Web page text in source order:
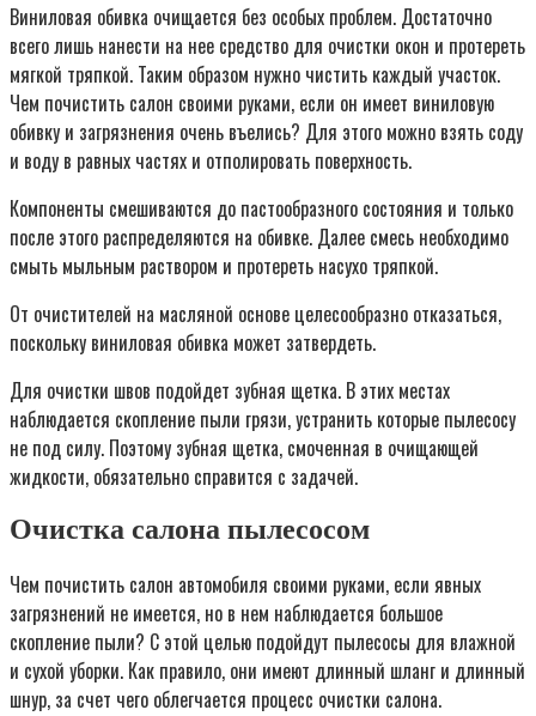
Виниловая обивка очищается без особых проблем. Достаточно
всего лишь нанести на нее средство для очистки окон и протереть
мягкой тряпкой. Таким образом нужно чистить каждый участок.
Чем почистить салон своими руками, если он имеет виниловую
обивку и загрязнения очень въелись? Для этого можно взять соду
и воду в равных частях и отполировать поверхность.
Компоненты смешиваются до пастообразного состояния и только
после этого распределяются на обивке. Далее смесь необходимо
смыть мыльным раствором и протереть насухо тряпкой.
От очистителей на масляной основе целесообразно отказаться,
поскольку виниловая обивка может затвердеть.
Для очистки швов подойдет зубная щетка. В этих местах
наблюдается скопление пыли грязи, устранить которые пылесосу
не под силу. Поэтому зубная щетка, смоченная в очищающей
жидкости, обязательно справится с задачей.
Очистка салона пылесосом
Чем почистить салон автомобиля своими руками, если явных
загрязнений не имеется, но в нем наблюдается большое
скопление пыли? С этой целью подойдут пылесосы для влажной
и сухой уборки. Как правило, они имеют длинный шланг и длинный
шнур, за счет чего облегчается процесс очистки салона.